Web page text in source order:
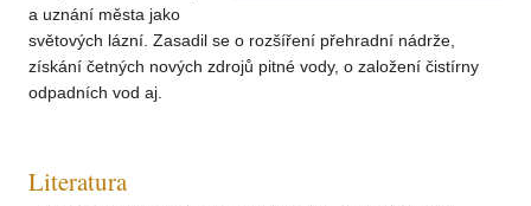
a uznání města jako
světových lázní. Zasadil se o rozšíření přehradní nádrže,
získání četných nových zdrojů pitné vody, o založení čistírny
odpadních vod aj.
Literatura